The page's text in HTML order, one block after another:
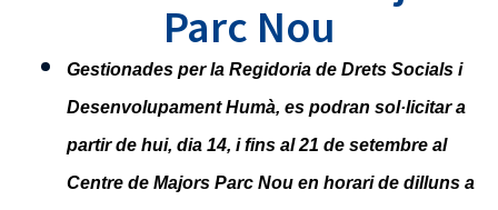
Parc Nou
Gestionades per la Regidoria de Drets Socials i
Desenvolupament Humà, es podran sol·licitar a
partir de hui, dia 14, i fins al 21 de setembre al
Centre de Majors Parc Nou en horari de dilluns a